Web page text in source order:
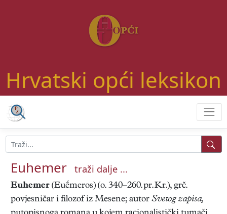
Hrvatski opći leksikon
Euhemer traži dalje ...
Euhemer (Euḗmeros) (o. 340–260. pr. Kr.), grč.
povjesničar i filozof iz Mesene; autor Svetog zapisa,